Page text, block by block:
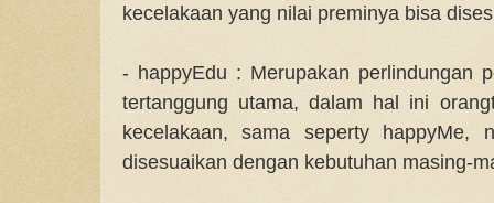
kecelakaan yang nilai preminya bisa
- happyEdu : Merupakan perlindungan
tertanggung utama, dalam hal ini
kecelakaan, sama seperty happyMe,
disesuaikan dengan kebutuhan masing-